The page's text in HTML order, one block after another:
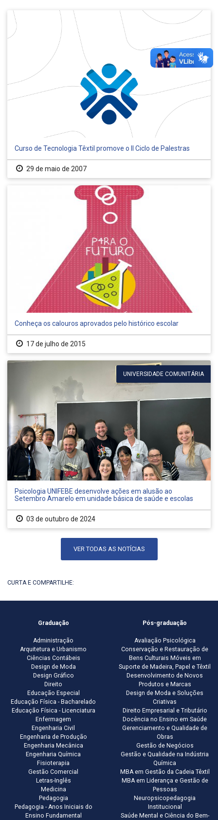
Curso de Tecnologia Têxtil promove o II Ciclo de Palestras
29 de maio de 2007
Conheça os calouros aprovados pelo histórico escolar
17 de julho de 2015
UNIVERSIDADE COMUNITÁRIA
Psicologia UNIFEBE desenvolve ações em alusão ao
Setembro Amarelo em unidade básica de saúde e escolas
03 de outubro de 2024
VER TODAS AS NOTÍCIAS
CURTA E COMPARTILHE:
Graduação
Administração
Arquitetura e Urbanismo
Ciências Contábeis
Design de Moda
Design Gráfico
Direito
Educação Especial
Educação Física - Bacharelado
Educação Física - Licenciatura
Enfermagem
Engenharia Civil
Engenharia de Produção
Engenharia Mecânica
Engenharia Química
Fisioterapia
Gestão Comercial
Letras-Inglês
Medicina
Pedagogia
Pedagogia - Anos Iniciais do
Ensino Fundamental
Pós-graduação
Avaliação Psicológica
Conservação e Restauração de
Bens Culturais Móveis em
Suporte de Madeira, Papel e Têxtil
Desenvolvimento de Novos
Produtos e Marcas
Design de Moda e Soluções
Criativas
Direito Empresarial e Tributário
Docência no Ensino em Saúde
Gerenciamento e Qualidade de
Obras
Gestão de Negócios
Gestão e Qualidade na Indústria
Química
MBA em Gestão da Cadeia Têxtil
MBA em Liderança e Gestão de
Pessoas
Neuropsicopedagogia
Institucional
Saúde Mental e Ciência do Bem-